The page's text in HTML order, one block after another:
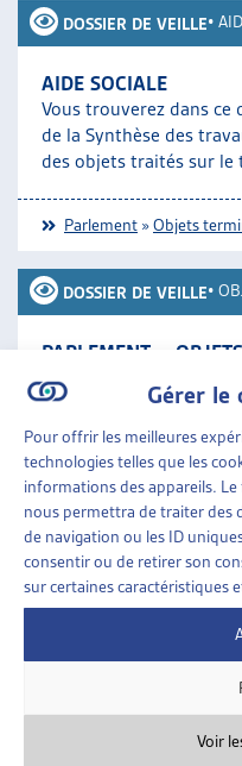
Gérer le
Pour offrir les meilleures
technologies telles que les
informations des appareils.
nous permettra de traiter des
de navigation ou les ID
consentir ou de retirer son
sur certaines caractéristiques
Voir
DOSSIER DE VEILLE•
AIDE SOCIALE
Vous trouverez dans ce
de la Synthèse des
des objets traités sur le
Parlement »Objets
DOSSIER DE VEILLE•
PARLEMENT –
Synthèse des travaux
législative de l’Artias en
cours qui comporte le
durant [...]
Parlement »Objets